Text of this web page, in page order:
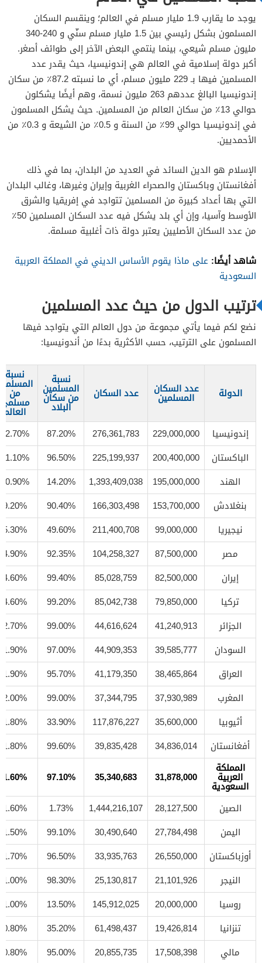
يوجد ما يقارب 1.9 مليار مسلم في العالم؛ وينقسم السكان
المسلمون بشكل رئيسي بين 1.5 مليار مسلم سنّي و 240-340
مليون مسلم شيعي، بينما ينتمي البعض الآخر إلى طوائف أصغر.
أكبر دولة إسلامية في العالم هي إندونيسيا، حيث يقدر عدد
المسلمين فيها بـ 229 مليون مسلم، أي ما نسبته 87.2٪ من سكان
إندونيسيا البالغ عددهم 263 مليون نسمة، وهم أيضًا يشكلون
حوالي 13٪ من سكان العالم من المسلمين. حيث يشكل المسلمون
في إندونيسيا حوالي 99٪ من السنة و 0.5٪ من الشيعة و 0.3٪ من
الأحمديين.
الإسلام هو الدين السائد في العديد من البلدان، بما في ذلك
أفغانستان وباكستان والصحراء الغربية وإيران وغيرها، وغالب البلدان
التي بها أعداد كبيرة من المسلمين تتواجد في إفريقيا والشرق
الأوسط وآسيا، وإن أي بلد يشكل فيه عدد السكان المسلمين 50٪
من عدد السكان الأصليين يعتبر دولة ذات أغلبية مسلمة.
شاهد أيضًا: على ماذا يقوم الأساس الديني في المملكة العربية
السعودية
ترتيب الدول من حيث عدد المسلمين
نضع لكم فيما يأتي مجموعة من دول العالم التي يتواجد فيها
المسلمون على الترتيب، حسب الأكثرية بدءًا من أندونيسيا:
الدولة عدد السكان
المسلمين عدد السكان
نسبة
المسلمين
من سكان
البلاد
نسبة
من
مسلمي
العالم
إندونيسيا
229,000,000
276,361,783
87.20%
12.70%
الباكستان
200,400,000
225,199,937
96.50%
11.10%
الهند
195,000,000
1,393,409,038
14.20%
10.90%
بنغلادش
153,700,000
166,303,498
90.40%
9.20%
نيجيريا
99,000,000
211,400,708
49.60%
5.30%
مصر
87,500,000
104,258,327
92.35%
4.90%
إيران
82,500,000
85,028,759
99.40%
4.60%
تركيا
79,850,000
85,042,738
99.20%
4.60%
الجزائر
41,240,913
44,616,624
99.00%
2.70%
السودان
39,585,777
44,909,353
97.00%
1.90%
العراق
38,465,864
41,179,350
95.70%
1.90%
المغرب
37,930,989
37,344,795
99.00%
2.00%
أثيوبيا
35,600,000
117,876,227
33.90%
1.80%
أفغانستان
34,836,014
39,835,428
99.60%
1.80%
المملكة
العربية
السعودية
31,878,000
35,340,683
97.10%
1.60%
الصين
28,127,500
1,444,216,107
1.73%
1.60%
اليمن
27,784,498
30,490,640
99.10%
1.50%
أوزباكستان
26,550,000
33,935,763
96.50%
1.70%
النيجر
21,101,926
25,130,817
98.30%
1.00%
روسيا
20,000,000
145,912,025
13.50%
1.00%
تنزانيا
19,426,814
61,498,437
35.20%
0.80%
مالي
17,508,398
20,855,735
95.00%
0.80%